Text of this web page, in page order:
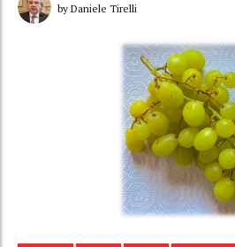
by Daniele Tirelli